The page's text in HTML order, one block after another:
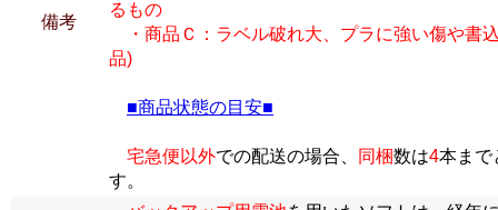
備考
るもの
・商品Ｃ：ラベル破れ大、プラに強い傷や書
品)
■商品状態の目安■
宅急便以外での配送の場合、 同梱数は4本まで
す。